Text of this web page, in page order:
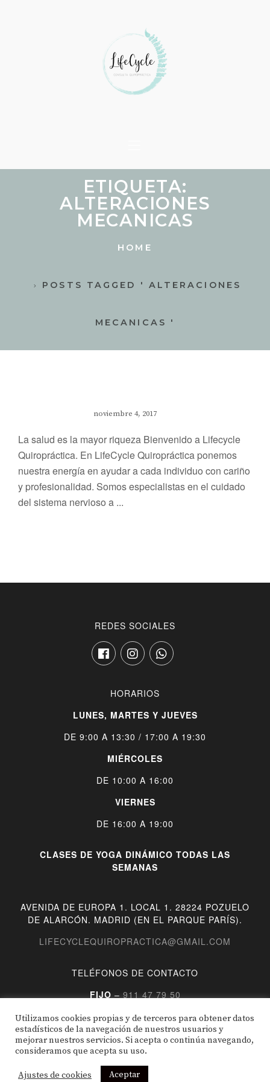
ETIQUETA:
ALTERACIONES
MECANICAS
HOME
POSTS TAGGED ' ALTERACIONES
MECANICAS '
noviembre 4, 2017
La salud es la mayor riqueza Bienvenido a Lifecycle
Quiropráctica. En LifeCycle Quiropráctica ponemos
nuestra energía en ayudar a cada individuo con cariño
y profesionalidad. Somos especialistas en el cuidado
del sistema nervioso a ...
REDES SOCIALES
HORARIOS
LUNES, MARTES Y JUEVES
DE 9:00 A 13:30 / 17:00 A 19:30
MIÉRCOLES
DE 10:00 A 16:00
VIERNES
DE 16:00 A 19:00
CLASES DE YOGA DINÁMICO TODAS LAS
SEMANAS
AVENIDA DE EUROPA 1. LOCAL 1. 28224 POZUELO
DE ALARCÓN. MADRID (EN EL PARQUE PARÍS).
LIFECYCLEQUIROPRACTICA@GMAIL.COM
TELÉFONOS DE CONTACTO
FIJO – 911 47 79 50
MÓVIL–722 24 55 41
POLÍTICA DE PRIVACIDAD
POLÍTICA DE COOKIES
Utilizamos cookies propias y de terceros para obtener datos
estadísticos de la navegación de nuestros usuarios y
mejorar nuestros servicios. Si acepta o continúa navegando,
consideramos que acepta su uso.
Ajustes de cookies Aceptar